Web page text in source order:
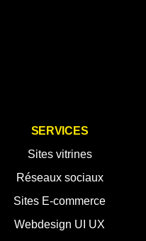
SERVICES
Sites vitrines
Réseaux sociaux
Sites E-commerce
Webdesign UI UX